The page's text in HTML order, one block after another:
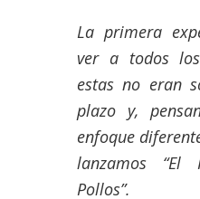
La primera
ver a todos
estas no eran
plazo y,
enfoque
lanzamos “El
Pollos”.